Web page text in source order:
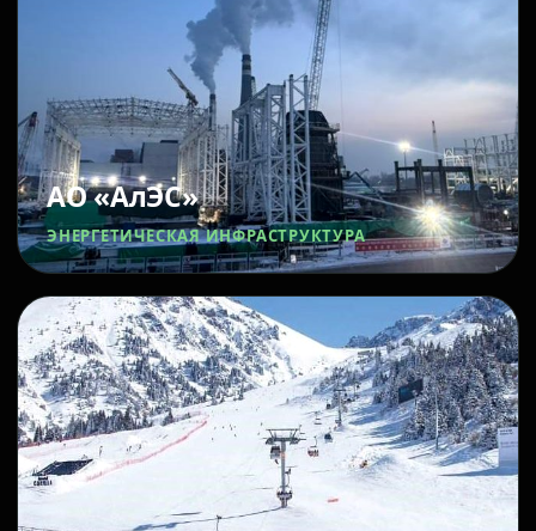
АО «АлЭС»
ЭНЕРГЕТИЧЕСКАЯ ИНФРАСТРУКТУРА